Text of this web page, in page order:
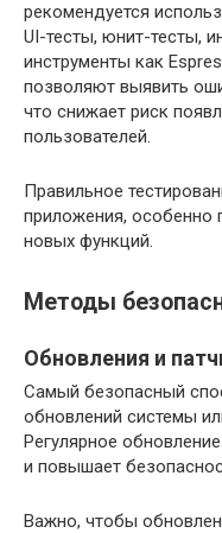
рекомендуется
UI-тесты, юнит-тесты,
инструменты как
позволяют выявить
что снижает риск
пользователей.
Правильное
приложения, особенно
новых функций.
Методы
Обновления и
Самый безопасный
обновлений системы
Регулярное
и повышает
Важно, чтобы